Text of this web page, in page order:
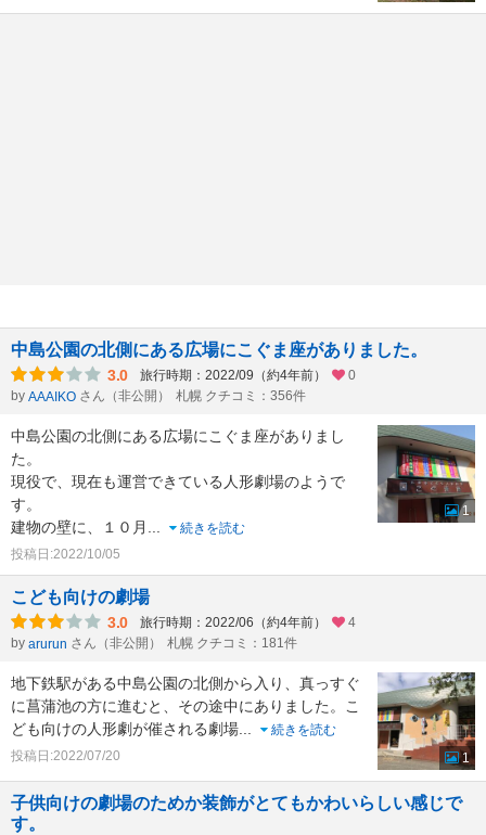
中島公園の北側にある広場にこぐま座がありました。
3.0 旅行時期：2022/09（約4年前）
0
by AAAIKO さん（非公開） 札幌 クチコミ：356件
中島公園の北側にある広場にこぐま座がありまし
た。
現役で、現在も運営できている人形劇場のようで
す。
建物の壁に、１０月 ...
続きを読む
投稿日:2022/10/05
1
こども向けの劇場
3.0 旅行時期：2022/06（約4年前）
4
by arurun さん（非公開） 札幌 クチコミ：181件
地下鉄駅がある中島公園の北側から入り、真っすぐ
に菖蒲池の方に進むと、その途中にありました。こ
ども向けの人形劇が催される劇場...
続きを読む
投稿日:2022/07/20
1
子供向けの劇場のためか装飾がとてもかわいらしい感じで
す。